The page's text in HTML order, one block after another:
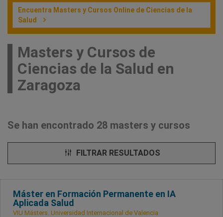
Encuentra Masters y Cursos Online de Ciencias de la
Salud
Masters y Cursos de
Ciencias de la Salud en
Zaragoza
Se han encontrado 28 masters y cursos
FILTRAR RESULTADOS
Máster en Formación Permanente en IA
Aplicada Salud
VIU Másters. Universidad Internacional de Valencia